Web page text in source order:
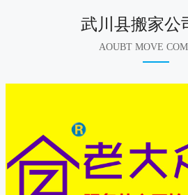
武川县搬家公
AOUBT MOVE